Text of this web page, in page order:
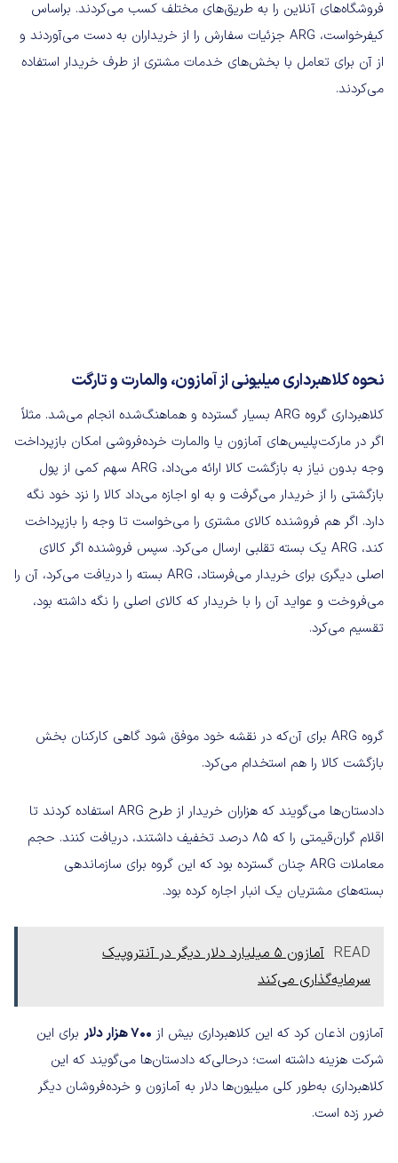
فروشگاه‌های آنلاین را به طریق‌های مختلف کسب می‌کردند. براساس
کیفرخواست، ARG جزئیات سفارش را از خریداران به دست می‌آوردند و
از آن برای تعامل با بخش‌های خدمات مشتری از طرف خریدار استفاده
می‌کردند.
نحوه کلاهبرداری میلیونی از آمازون، والمارت و تارگت
کلاهبرداری گروه ARG بسیار گسترده و هماهنگ‌شده انجام می‌شد. مثلاً
اگر در مارکت‌پلیس‌های آمازون یا والمارت خرده‌فروشی امکان بازپرداخت
وجه بدون نیاز به بازگشت کالا ارائه می‌داد، ARG سهم کمی از پول
بازگشتی را از خریدار می‌گرفت و به او اجازه می‌داد کالا را نزد خود نگه
دارد. اگر هم فروشنده کالای مشتری را می‌خواست تا وجه را بازپرداخت
کند، ARG یک بسته تقلبی ارسال می‌کرد. سپس فروشنده اگر کالای
اصلی دیگری برای خریدار می‌فرستاد، ARG بسته را دریافت می‌کرد، آن را
می‌فروخت و عواید آن را با خریدار که کالای اصلی را نگه داشته بود،
تقسیم می‌کرد.
گروه ARG برای آن‌که در نقشه خود موفق شود گاهی کارکنان بخش
بازگشت کالا را هم استخدام می‌کرد.
دادستان‌ها می‌گویند که هزاران خریدار از طرح ARG استفاده کردند تا
اقلام گران‌قیمتی را که 85 درصد تخفیف داشتند، دریافت کنند. حجم
معاملات ARG چنان گسترده بود که این گروه برای سازماندهی
بسته‌های مشتریان یک انبار اجاره کرده بود.
READ
آمازون ۵ میلیارد دلار دیگر در آنتروپیک
سرمایه‌گذاری می‌کند
آمازون اذعان کرد که این کلاهبرداری بیش از 700 هزار دلار
برای این
شرکت هزینه داشته است؛ درحالی‌که دادستان‌ها می‌گویند که این
کلاهبرداری به‌طور کلی میلیون‌ها دلار به آمازون و خرده‌فروشان دیگر
ضرر زده است.